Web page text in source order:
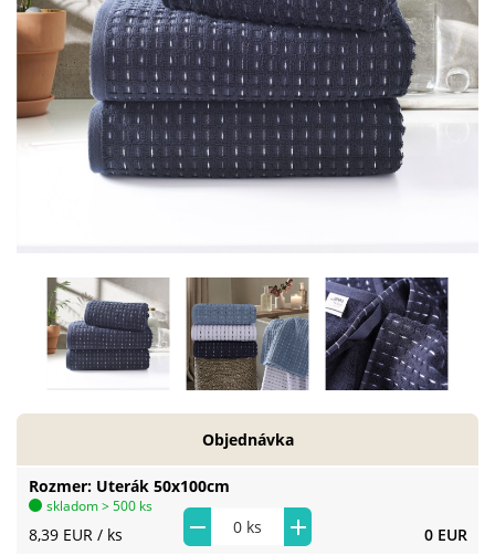
Rozmer Uterák 50x100cm
8,39 EUR / ks 0 EUR
skladom > 500 ks
Objednávka